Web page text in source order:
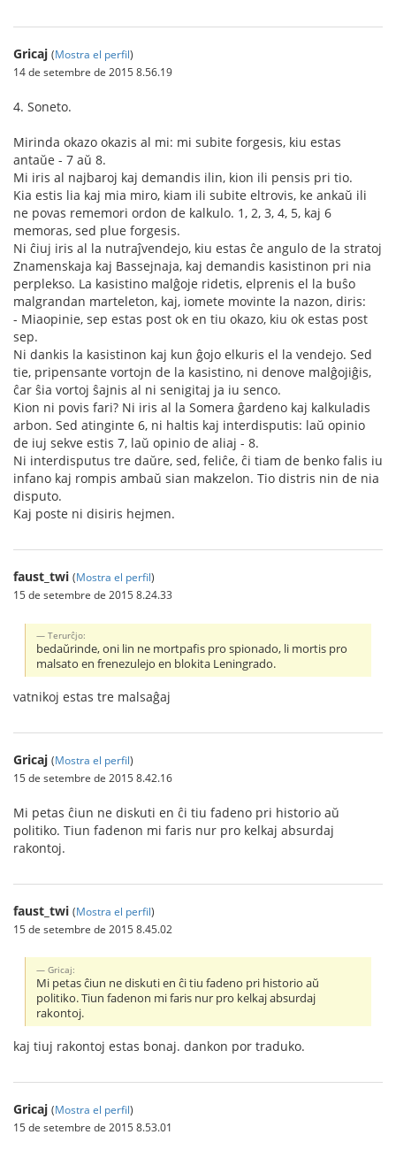
Gricaj (Mostra el perfil)
14 de setembre de 2015 8.56.19
4. Soneto.
Mirinda okazo okazis al mi: mi subite forgesis, kiu estas
antaŭe - 7 aŭ 8.
Mi iris al najbaroj kaj demandis ilin, kion ili pensis pri tio.
Kia estis lia kaj mia miro, kiam ili subite eltrovis, ke ankaŭ ili
ne povas rememori ordon de kalkulo. 1, 2, 3, 4, 5, kaj 6
memoras, sed plue forgesis.
Ni ĉiuj iris al la nutraĵvendejo, kiu estas ĉe angulo de la stratoj
Znamenskaja kaj Bassejnaja, kaj demandis kasistinon pri nia
perplekso. La kasistino malĝoje ridetis, elprenis el la buŝo
malgrandan marteleton, kaj, iomete movinte la nazon, diris:
- Miaopinie, sep estas post ok en tiu okazo, kiu ok estas post
sep.
Ni dankis la kasistinon kaj kun ĝojo elkuris el la vendejo. Sed
tie, pripensante vortojn de la kasistino, ni denove malĝojiĝis,
ĉar ŝia vortoj ŝajnis al ni senigitaj ja iu senco.
Kion ni povis fari? Ni iris al la Somera ĝardeno kaj kalkuladis
arbon. Sed atinginte 6, ni haltis kaj interdisputis: laŭ opinio
de iuj sekve estis 7, laŭ opinio de aliaj - 8.
Ni interdisputus tre daŭre, sed, feliĉe, ĉi tiam de benko falis iu
infano kaj rompis ambaŭ sian makzelon. Tio distris nin de nia
disputo.
Kaj poste ni disiris hejmen.
faust_twi (Mostra el perfil)
15 de setembre de 2015 8.24.33
Тerurĉjo:
bedaŭrinde, oni lin ne mortpafis pro spionado, li mortis pro
malsato en frenezulejo en blokita Leningrado.
vatnikoj estas tre malsaĝaj
Gricaj (Mostra el perfil)
15 de setembre de 2015 8.42.16
Mi petas ĉiun ne diskuti en ĉi tiu fadeno pri historio aŭ
politiko. Tiun fadenon mi faris nur pro kelkaj absurdaj
rakontoj.
faust_twi (Mostra el perfil)
15 de setembre de 2015 8.45.02
Gricaj:
Mi petas ĉiun ne diskuti en ĉi tiu fadeno pri historio aŭ
politiko. Tiun fadenon mi faris nur pro kelkaj absurdaj
rakontoj.
kaj tiuj rakontoj estas bonaj. dankon por traduko.
Gricaj (Mostra el perfil)
15 de setembre de 2015 8.53.01